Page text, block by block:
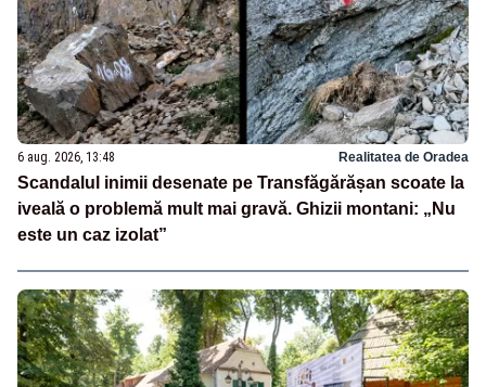
6 aug. 2026, 13:48 Realitatea de Oradea
Scandalul inimii desenate pe Transfăgărășan scoate la
iveală o problemă mult mai gravă. Ghizii montani: „Nu
este un caz izolat”